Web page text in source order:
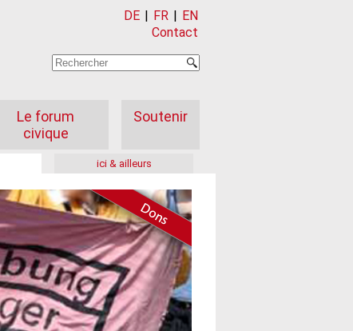
DE | FR | EN
Contact
Le forum
civique
Soutenir
ici & ailleurs